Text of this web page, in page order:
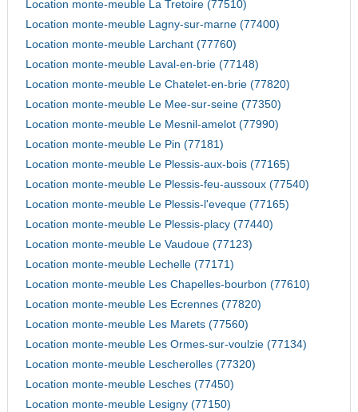
Location monte-meuble La Tretoire (77510)
Location monte-meuble Lagny-sur-marne (77400)
Location monte-meuble Larchant (77760)
Location monte-meuble Laval-en-brie (77148)
Location monte-meuble Le Chatelet-en-brie (77820)
Location monte-meuble Le Mee-sur-seine (77350)
Location monte-meuble Le Mesnil-amelot (77990)
Location monte-meuble Le Pin (77181)
Location monte-meuble Le Plessis-aux-bois (77165)
Location monte-meuble Le Plessis-feu-aussoux (77540)
Location monte-meuble Le Plessis-l'eveque (77165)
Location monte-meuble Le Plessis-placy (77440)
Location monte-meuble Le Vaudoue (77123)
Location monte-meuble Lechelle (77171)
Location monte-meuble Les Chapelles-bourbon (77610)
Location monte-meuble Les Ecrennes (77820)
Location monte-meuble Les Marets (77560)
Location monte-meuble Les Ormes-sur-voulzie (77134)
Location monte-meuble Lescherolles (77320)
Location monte-meuble Lesches (77450)
Location monte-meuble Lesigny (77150)